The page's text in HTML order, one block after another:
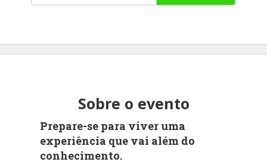
Sobre o evento
Prepare-se para viver uma
experiência que vai além do
conhecimento.